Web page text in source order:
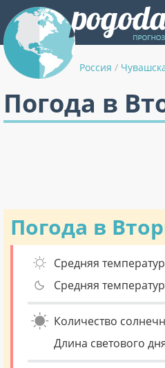
Россия /
Погода в
Погода в
Средняя
Средняя
Количество
Длина светового